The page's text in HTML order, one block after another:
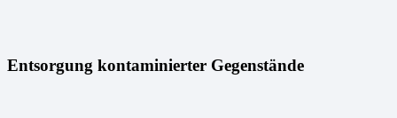
Entsorgung kontaminierter Gegenstände